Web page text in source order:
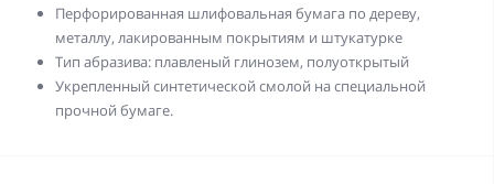
Перфорированная шлифовальная бумага по дереву,
металлу, лакированным покрытиям и штукатурке
Тип абразива: плавленый глинозем, полуоткрытый
Укрепленный синтетической смолой на специальной
прочной бумаге.